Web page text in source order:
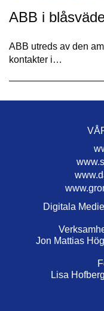
ABB i
ABB utreds av den
kontakter i…
Digitala
Jon Mattias
Lisa